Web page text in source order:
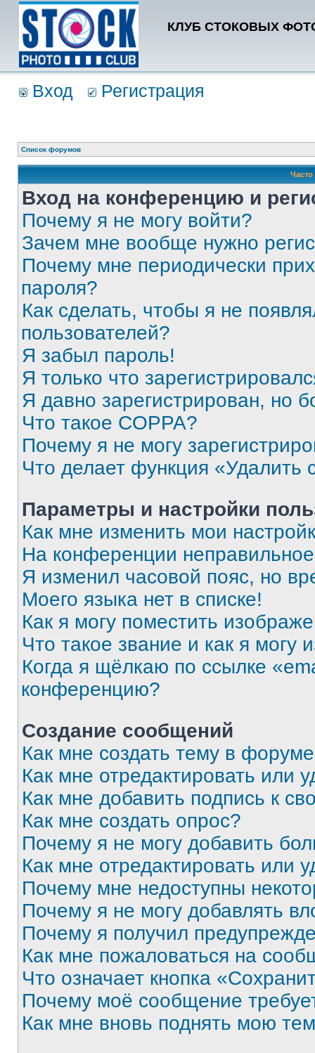
КЛУБ СТОКОВЫХ
Вход Регистрация
Список форумов
Вход на конференцию и
Почему я не могу войти?
Зачем мне вообще нужно
Почему мне периодически
пароля?
Как сделать, чтобы я не
пользователей?
Я забыл пароль!
Я только что
Я давно зарегистрирован, но
Что такое COPPA?
Почему я не могу
Что делает функция «Удалить
Параметры и настройки
Как мне изменить мои
На конференции
Я изменил часовой пояс, но
Моего языка нет в списке!
Как я могу поместить
Что такое звание и как я могу
Когда я щёлкаю по ссылке
конференцию?
Создание сообщений
Как мне создать тему в
Как мне отредактировать или
Как мне добавить подпись к
Как мне создать опрос?
Почему я не могу добавить
Как мне отредактировать или
Почему мне недоступны
Почему я не могу добавлять
Почему я получил
Как мне пожаловаться на
Что означает кнопка
Почему моё сообщение
Как мне вновь поднять мою